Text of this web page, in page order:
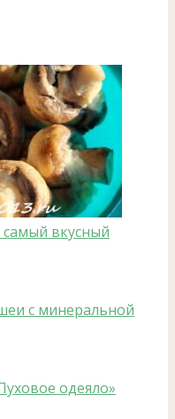
вкусный
с минеральной
одеяло»